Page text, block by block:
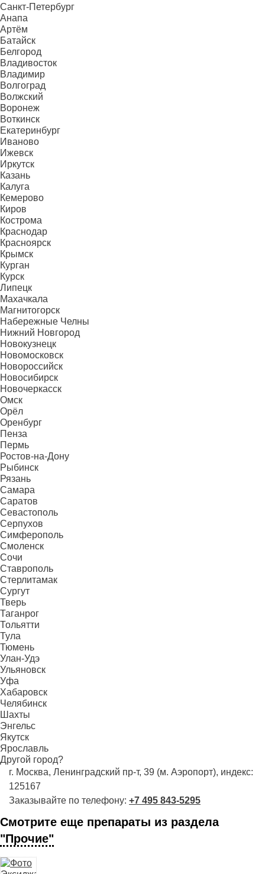
Санкт-Петербург
Анапа
Артём
Батайск
Белгород
Владивосток
Владимир
Волгоград
Волжский
Воронеж
Воткинск
Екатеринбург
Иваново
Ижевск
Иркутск
Казань
Калуга
Кемерово
Киров
Кострома
Краснодар
Красноярск
Крымск
Курган
Курск
Липецк
Махачкала
Магнитогорск
Набережные Челны
Нижний Новгород
Новокузнецк
Новомосковск
Новороссийск
Новосибирск
Новочеркасск
Омск
Орёл
Оренбург
Пенза
Пермь
Ростов-на-Дону
Рыбинск
Рязань
Самара
Саратов
Севастополь
Серпухов
Симферополь
Смоленск
Сочи
Ставрополь
Стерлитамак
Сургут
Тверь
Таганрог
Тольятти
Тула
Тюмень
Улан-Удэ
Ульяновск
Уфа
Хабаровск
Челябинск
Шахты
Энгельс
Якутск
Ярославль
Другой город?
г. Москва, Ленинградский пр-т, 39 (м. Аэропорт), индекс:
125167
Заказывайте по телефону: +7 495 843-5295
Смотрите еще препараты из раздела
"Прочие"